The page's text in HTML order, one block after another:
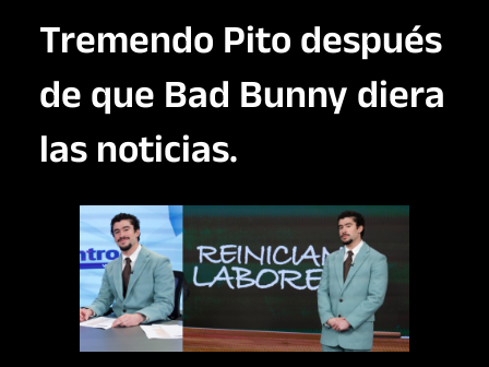
Tremendo Pito después
de que Bad Bunny diera
las noticias.